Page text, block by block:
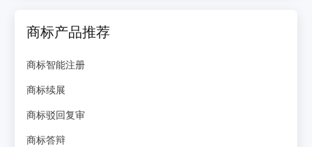
商标产品推荐
商标智能注册
商标续展
商标驳回复审
商标答辩